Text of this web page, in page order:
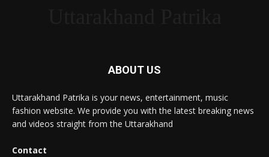
ABOUT US
Uttarakhand Patrika is your news, entertainment, music
fashion website. We provide you with the latest breaking news
and videos straight from the Uttarakhand
Contact